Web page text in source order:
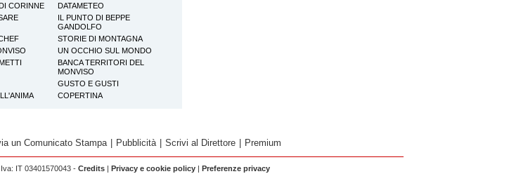
CORINNE
DATAMETEO
IL PUNTO DI BEPPE
GANDOLFO
STORIE DI MONTAGNA
UN OCCHIO SUL MONDO
BANCA TERRITORI DEL
MONVISO
GUSTO E GUSTI
COPERTINA
un Comunicato Stampa Pubblicità Scrivi al Direttore Premium
IT 03401570043 - Credits | Privacy e cookie policy | Preferenze privacy